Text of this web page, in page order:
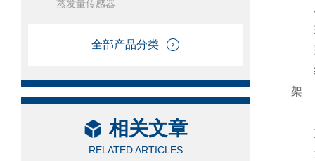
蒸发量传感器
全部产品分类
相关文章
RELATED ARTICLES
接
整
组
架
三
1.